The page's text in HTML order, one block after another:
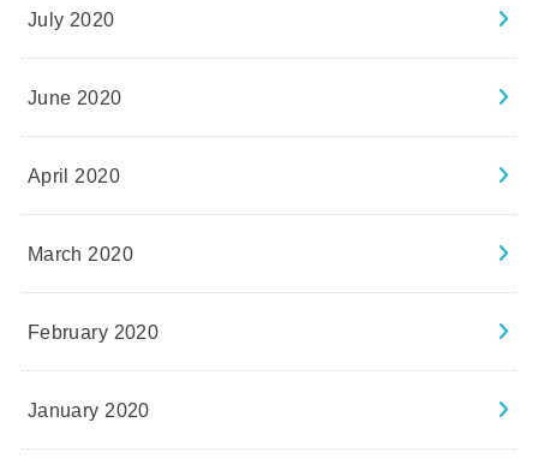
July 2020
June 2020
April 2020
March 2020
February 2020
January 2020